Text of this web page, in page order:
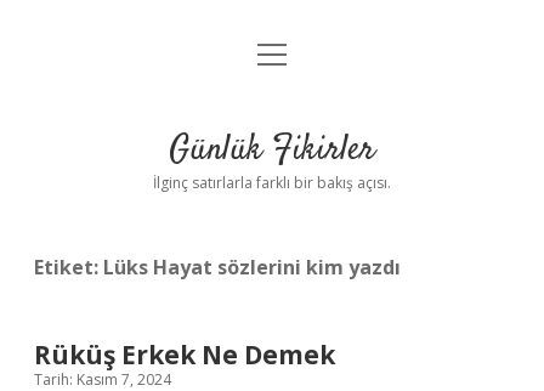
Anasayfa
Yasal Uyarı
menüyü
Günlük Fikirler
İlginç satırlarla farklı bir bakış açısı.
Etiket: Lüks Hayat sözlerini kim yazdı
Rüküş Erkek Ne Demek
Tarih: Kasım 7, 2024